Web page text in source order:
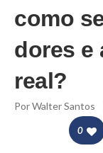
como
dores e
real?
PorWalter Santos
0